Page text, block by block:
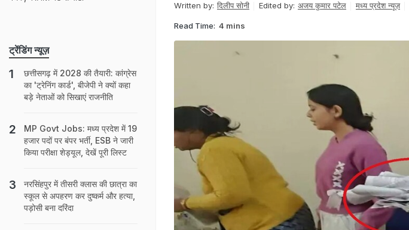
Written by: दिलीप सोनी Edited by: अजय कुमार पटेल मध्य प्रदेश न्यूज़
Read Time: 4 mins
ट्रेंडिंग न्यूज़
छत्तीसगढ़ में 2028 की तैयारी: कांग्रेस
का 'ट्रेनिंग कार्ड', बीजेपी ने क्‍यों कहा
बड़े नेताओं को सिखाएं राजनीति
MP Govt Jobs: मध्य प्रदेश में 19
हजार पदों पर बंपर भर्ती, ESB ने जारी
किया परीक्षा शेड्यूल, देखें पूरी लिस्ट
नरसिंहपुर में तीसरी क्‍लास की छात्रा का
स्कूल से अपहरण कर दुष्कर्म और हत्या,
पड़ोसी बना दरिंदा